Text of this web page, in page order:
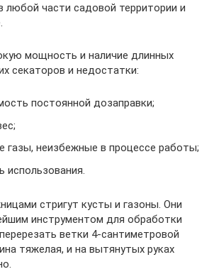
части садовой территории и
мощность и наличие длинных
секаторов и недостатки:
постоянной дозаправки;
газы, неизбежные в процессе работы;
использования.
стригут кусты и газоны. Они
инструментом для обработки
ветки 4-сантиметровой
тяжелая, и на вытянутых руках